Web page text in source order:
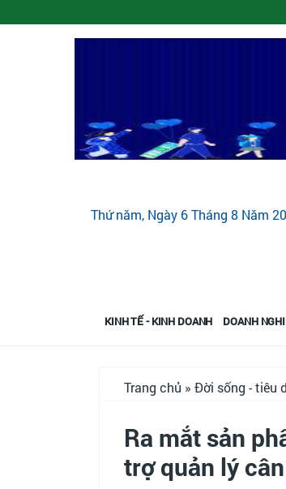
Thứ năm, Ngày 6 Tháng 8 Năm
KINH TẾ - KINH DOANH DOANH
Trang chủ » Đời sống - tiêu
Ra mắt sản
trợ quản lý